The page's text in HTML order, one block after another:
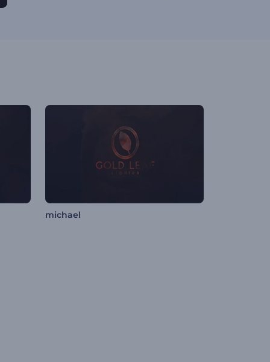
michael